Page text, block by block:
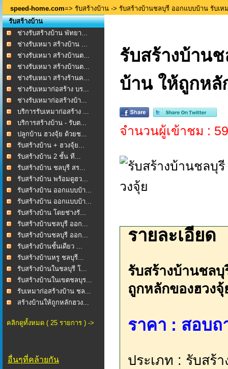
speed-home.com=> รับสร้างบ้าน -> รับสร้างบ้านชลบุรี ออกแบบบ้าน รับเ
รับสร้างบ้าน
ช่างรับสร้างบ้าน พัทยา...
ช่างรับเหมา สร้างบ้าน ...
ช่างรับเหมา สร้างบ้านต...
ช่างรับเหมา สร้างบ้านต...
ช่างรับเหมา สร้างร้านค...
ช่างรับเหมาก่อสร้าง บร...
ช่างรับเหมาก่อสร้างบ้า...
บริการรับเหมาก่อสร้าง ...
บริการสร้างบ้าน - รับต...
ปลูกบ้าน ฮวงจุ้ย ด้วยช...
รับสร้างบ้าน + ฮวงจุ้ย...
รับสร้างบ้าน 2 ชั้น ที...
รับสร้างบ้าน ชลบุรี สร...
รับสร้างบ้าน พร้อมดูฮว...
รับสร้างบ้าน ออกแบบบ้า...
รับสร้างบ้าน ออกแบบบ้า...
รับสร้างบ้าน โดยช่างรั...
รับสร้างบ้านชลบุรี ออก...
รับสร้างบ้านชลบุรี ออก...
รับสร้างบ้านชั้นเดียว ...
รับสร้างบ้านหรู ชลบุรี...
รับสร้างบ้านในชลบุรี โ...
รับสร้างบ้านในเขตชลบุร...
รับเหมาก่อสร้างบ้าน ชล...
สร้างบ้านให้ถูกหลักฮวง...
คลิกดูทั้งหมด ( 25 รายการ ) ->
อื่นๆที่คล้ายกัน
รับสร้างบ้าน
บ้าน ให้ถูกหลั
จำนวนผู้เข้าชม :
รายละเอียด
รับสร้างบ้านชล
ถูกหลักของฮวงจุ้
ราคา : สอบถ
ประเภท : รับสร้